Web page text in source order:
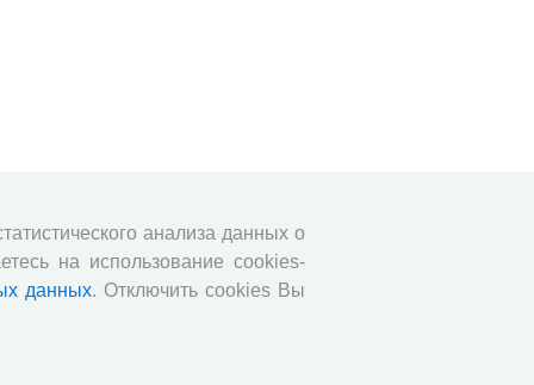
анализа данных о
на использование cookies-
данных. Отключить cookies Вы